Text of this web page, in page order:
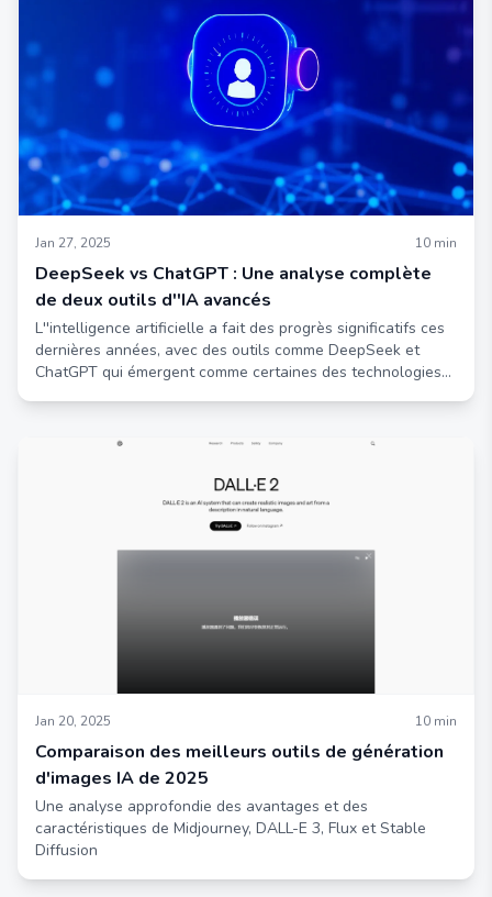
Jan 27, 2025 10 min
DeepSeek vs ChatGPT : Une analyse complète
de deux outils d''IA avancés
L''intelligence artificielle a fait des progrès significatifs ces
dernières années, avec des outils comme DeepSeek et
ChatGPT qui émergent comme certaines des technologies
Jan 20, 2025 10 min
Comparaison des meilleurs outils de génération
d'images IA de 2025
Une analyse approfondie des avantages et des
caractéristiques de Midjourney, DALL-E 3, Flux et Stable
Diffusion